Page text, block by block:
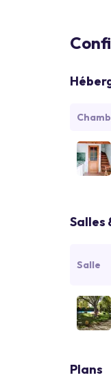
Salles
Salle
Plans